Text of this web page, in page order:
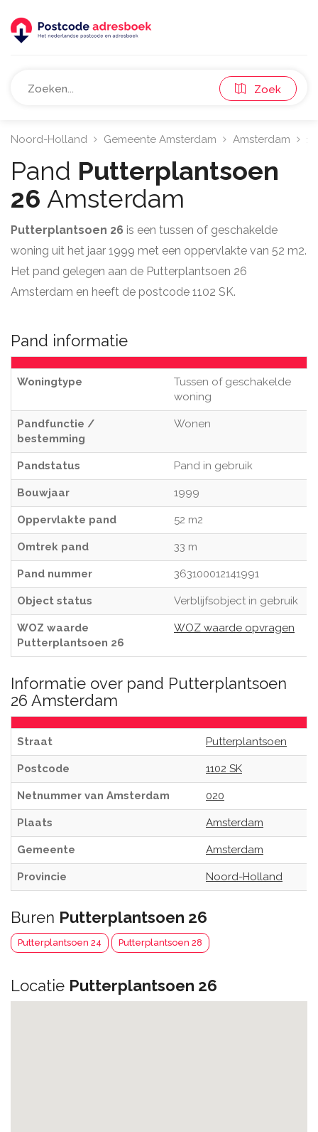
Zoek
Noord-Holland Gemeente Amsterdam Amsterdam
Pand Putterplantsoen
26 Amsterdam
Putterplantsoen 26 is een tussen of geschakelde
woning uit het jaar 1999 met een oppervlakte van 52 m2.
Het pand gelegen aan de Putterplantsoen 26
Amsterdam en heeft de postcode 1102 SK.
Pand informatie
Woningtype
Tussen of geschakelde
woning
Pandfunctie /
bestemming
Wonen
Pandstatus Pand in gebruik
Bouwjaar 1999
Oppervlakte pand 52 m2
Omtrek pand 33 m
Pand nummer 363100012141991
Object status Verblijfsobject in gebruik
WOZ waarde
Putterplantsoen 26
WOZ waarde opvragen
Informatie over pand Putterplantsoen
26 Amsterdam
Straat Putterplantsoen
Postcode 1102 SK
Netnummer van Amsterdam 020
Plaats Amsterdam
Gemeente Amsterdam
Provincie Noord-Holland
Buren Putterplantsoen 26
Putterplantsoen 24 Putterplantsoen 28
Locatie Putterplantsoen 26